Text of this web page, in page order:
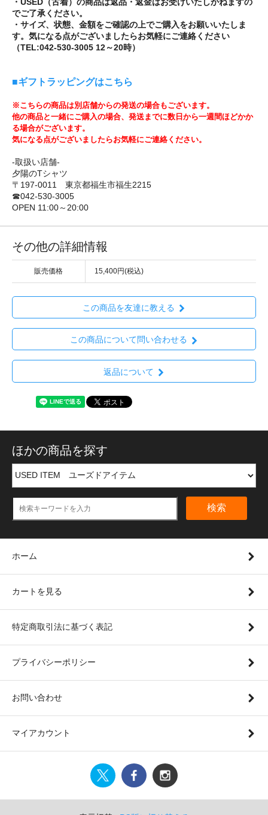
でご了承ください。
・サイズ、状態、金額をご確認の上でご購入をお願いいたしま
す。気になる点がございましたらお気軽にご連絡ください
（TEL:042-530-3005 12～20時）
■ギフトラッピングはこちら
※こちらの商品は別店舗からの発送の場合もございます。
他の商品と一緒にご購入の場合、発送までに数日から一週間ほどかか
る場合がございます。
気になる点がございましたらお気軽にご連絡ください。
-取扱い店舗-
夕陽のTシャツ
〒197-0011 東京都福生市福生2215
☎042-530-3005
OPEN 11:00～20:00
その他の詳細情報
販売価格 15,400円(税込)
この商品を友達に教える
この商品について問い合わせる
返品について
ほかの商品を探す
検索
ホーム
カートを見る
特定商取引法に基づく表記
プライバシーポリシー
お問い合わせ
マイアカウント